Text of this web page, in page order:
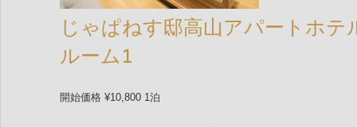
じゃぱねす邸高山アパートホテ
ルーム1
開始価格 ¥10,800 1泊